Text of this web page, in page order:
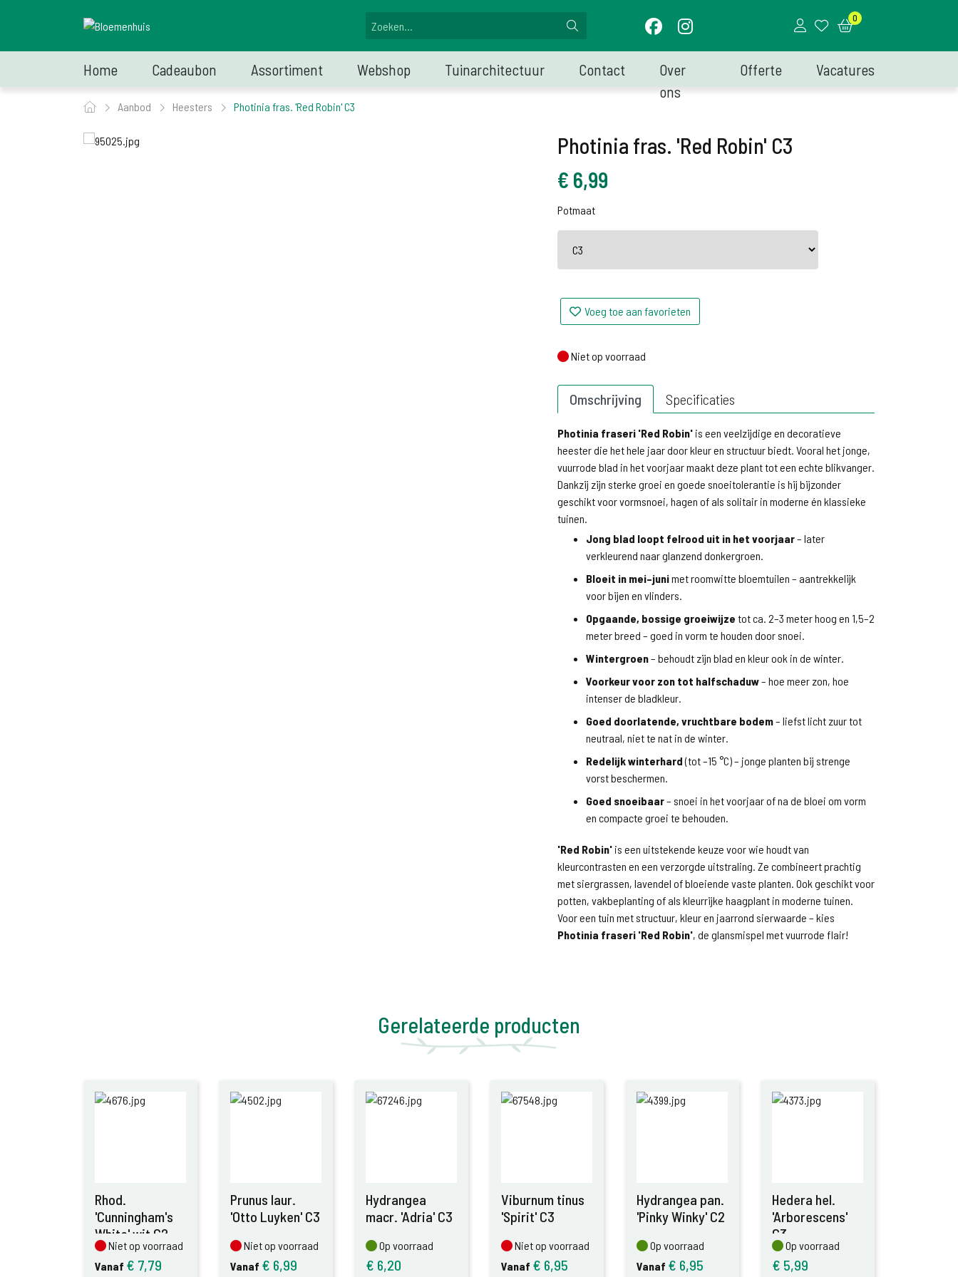
0
Home Cadeaubon Assortiment Webshop Tuinarchitectuur Contact
Over
ons
Offerte Vacatures
Aanbod Heesters Photinia fras. 'Red Robin' C3
Photinia fras. 'Red Robin' C3
€ 6,99
Potmaat
Voeg toe aan favorieten
Niet op voorraad
Niet op voorraad
Omschrijving Specificaties
Photinia fraseri 'Red Robin' is een veelzijdige en decoratieve
heester die het hele jaar door kleur en structuur biedt. Vooral het jonge,
vuurrode blad in het voorjaar maakt deze plant tot een echte blikvanger.
Dankzij zijn sterke groei en goede snoeitolerantie is hij bijzonder
geschikt voor vormsnoei, hagen of als solitair in moderne én klassieke
tuinen.
Jong blad loopt felrood uit in het voorjaar– later
verkleurend naar glanzend donkergroen.
Bloeit in mei–junimet roomwitte bloemtuilen – aantrekkelijk
voor bijen en vlinders.
Opgaande, bossige groeiwijze tot ca. 2–3 meter hoog en 1,5–2
meter breed – goed in vorm te houden door snoei.
Wintergroen– behoudt zijn blad en kleur ook in de winter.
Voorkeur voor zon tot halfschaduw– hoe meer zon, hoe
intenser de bladkleur.
Goed doorlatende, vruchtbare bodem– liefst licht zuur tot
neutraal, niet te nat in de winter.
Redelijk winterhard(tot –15 °C) – jonge planten bij strenge
vorst beschermen.
Goed snoeibaar– snoei in het voorjaar of na de bloei om vorm
en compacte groei te behouden.
'Red Robin' is een uitstekende keuze voor wie houdt van
kleurcontrasten en een verzorgde uitstraling. Ze combineert prachtig
met siergrassen, lavendel of bloeiende vaste planten. Ook geschikt voor
potten, vakbeplanting of als kleurrijke haagplant in moderne tuinen.
Voor een tuin met structuur, kleur en jaarrond sierwaarde – kies
Photinia fraseri 'Red Robin', de glansmispel met vuurrode flair!
Gerelateerde producten
Rhod.
'Cunningham's
White' wit C2
Niet op voorraad
Niet op voorraad
Vanaf € 7,79
Prunus laur.
'Otto Luyken' C3
Niet op voorraad
Niet op voorraad
Vanaf € 6,99
Hydrangea
macr. 'Adria' C3
Op voorraad
Op voorraad
€ 6,20
Viburnum tinus
'Spirit' C3
Niet op voorraad
Niet op voorraad
Vanaf € 6,95
Hydrangea pan.
'Pinky Winky' C2
Op voorraad
Op voorraad
Vanaf € 6,95
Hedera hel.
'Arborescens'
C3
Op voorraad
Op voorraad
€ 5,99